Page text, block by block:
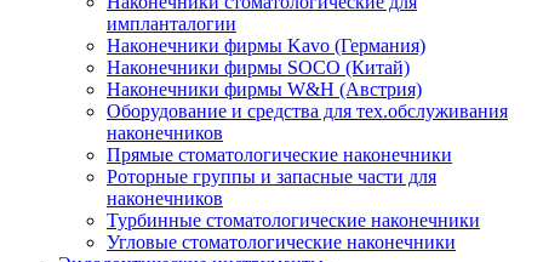
импланталогии
Наконечники фирмы Kavo (Германия)
Наконечники фирмы SOCO (Китай)
Наконечники фирмы W&H (Австрия)
Оборудование и средства для тех.обслуживания
наконечников
Прямые стоматологические наконечники
Роторные группы и запасные части для
наконечников
Турбинные стоматологические наконечники
Угловые стоматологические наконечники